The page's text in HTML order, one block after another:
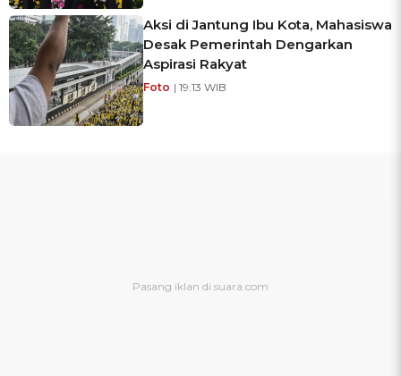
Aksi di Jantung Ibu Kota, Mahasiswa
Desak Pemerintah Dengarkan
Aspirasi Rakyat
Foto | 19:13 WIB